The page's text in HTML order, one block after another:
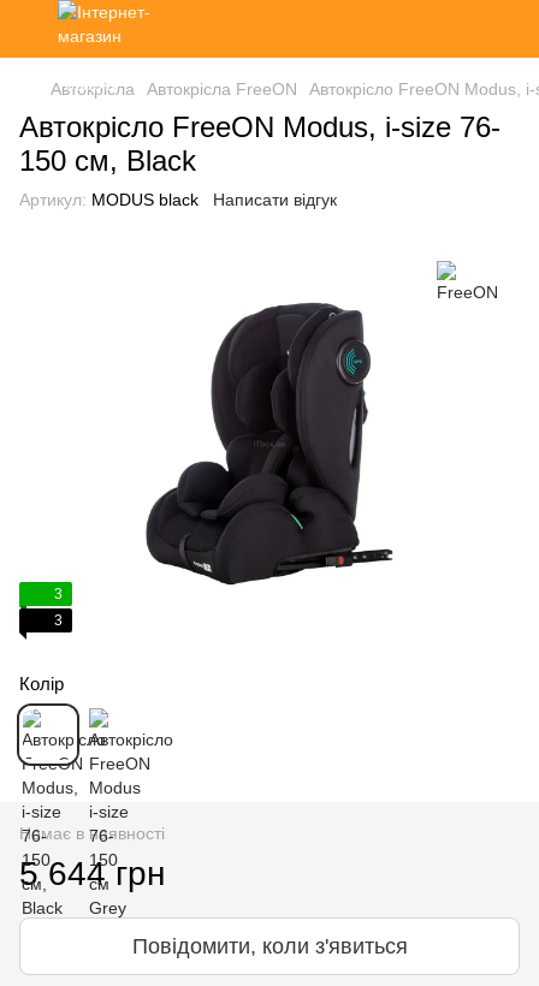
Автокрісла Автокрісла FreeON Автокрісло FreeON Modus,
Автокрісло FreeON Modus, i-size 76-
150 см, Black
Артикул: MODUS black Написати відгук
3
3
Колір
Немає в наявності
5 644 грн
Повідомити, коли з'явиться